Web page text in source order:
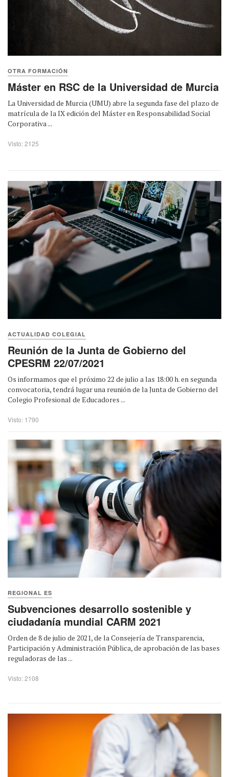
OTRA FORMACIÓN
Máster en RSC de la Universidad de Murcia
La Universidad de Murcia (UMU) abre la segunda fase del plazo de
matrícula de la IX edición del Máster en Responsabilidad Social
Corporativa ...
Visto: 2125
ACTUALIDAD COLEGIAL
Reunión de la Junta de Gobierno del
CPESRM 22/07/2021
Os informamos que el próximo 22 de julio a las 18:00 h. en segunda
convocatoria, tendrá lugar una reunión de la Junta de Gobierno del
Colegio Profesional de Educadores ...
Visto: 1790
REGIONAL ES
Subvenciones desarrollo sostenible y
ciudadanía mundial CARM 2021
Orden de 8 de julio de 2021, de la Consejería de Transparencia,
Participación y Administración Pública, de aprobación de las bases
reguladoras de las ...
Visto: 2108